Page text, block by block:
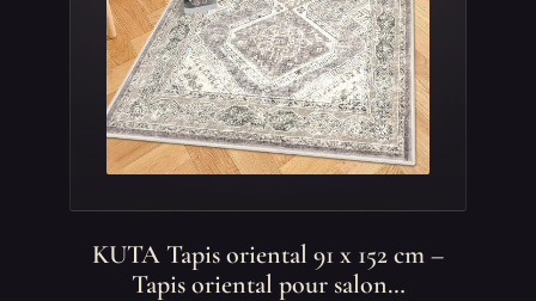
KUTA Tapis oriental 91 x 152 cm –
Tapis oriental pour salon…